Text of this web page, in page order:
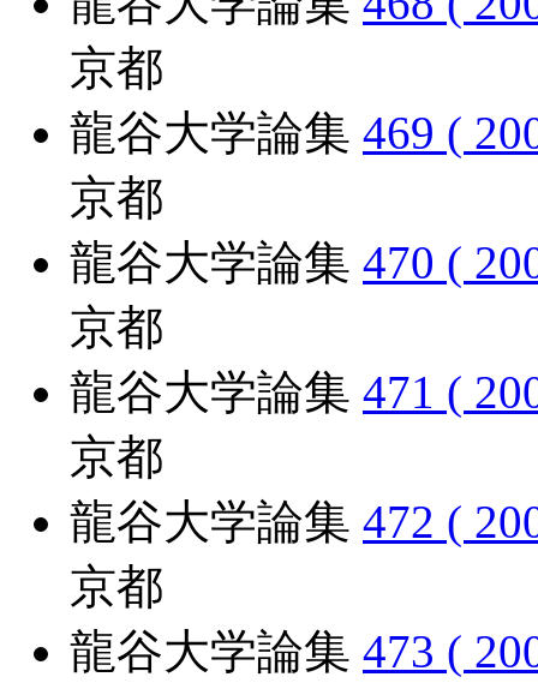
京都
龍谷大学論集 469 (
京都
龍谷大学論集 470 (
京都
龍谷大学論集 471 (
京都
龍谷大学論集 472 (
京都
龍谷大学論集 473 (